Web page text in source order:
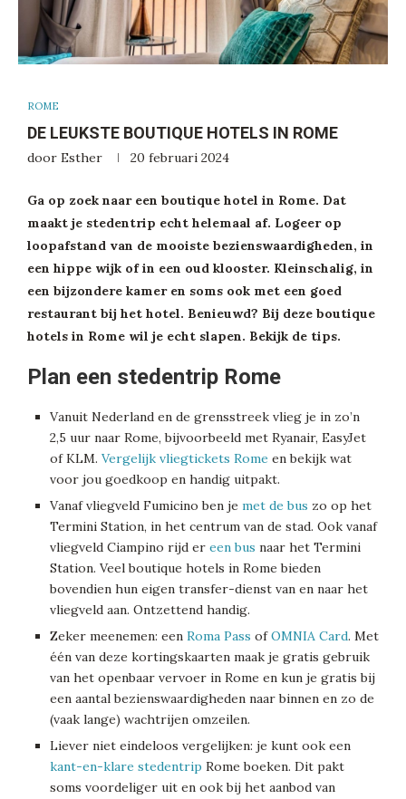
ROME
DE LEUKSTE BOUTIQUE HOTELS IN ROME
door Esther 20 februari 2024
Ga op zoek naar een boutique hotel in Rome. Dat
maakt je stedentrip echt helemaal af. Logeer op
loopafstand van de mooiste bezienswaardigheden, in
een hippe wijk of in een oud klooster. Kleinschalig, in
een bijzondere kamer en soms ook met een goed
restaurant bij het hotel. Benieuwd? Bij deze boutique
hotels in Rome wil je echt slapen. Bekijk de tips.
Plan een stedentrip Rome
Vanuit Nederland en de grensstreek vlieg je in zo’n
2,5 uur naar Rome, bijvoorbeeld met Ryanair, EasyJet
of KLM. Vergelijk vliegtickets Rome en bekijk wat
voor jou goedkoop en handig uitpakt.
Vanaf vliegveld Fumicino ben je met de bus zo op het
Termini Station, in het centrum van de stad. Ook vanaf
vliegveld Ciampino rijd er een bus naar het Termini
Station. Veel boutique hotels in Rome bieden
bovendien hun eigen transfer-dienst van en naar het
vliegveld aan. Ontzettend handig.
Zeker meenemen: een Roma Pass ofOMNIA Card. Met
één van deze kortingskaarten maak je gratis gebruik
van het openbaar vervoer in Rome en kun je gratis bij
een aantal bezienswaardigheden naar binnen en zo de
(vaak lange) wachtrijen omzeilen.
Liever niet eindeloos vergelijken: je kunt ook een
kant-en-klare stedentrip Rome boeken. Dit pakt
soms voordeliger uit en ook bij het aanbod van